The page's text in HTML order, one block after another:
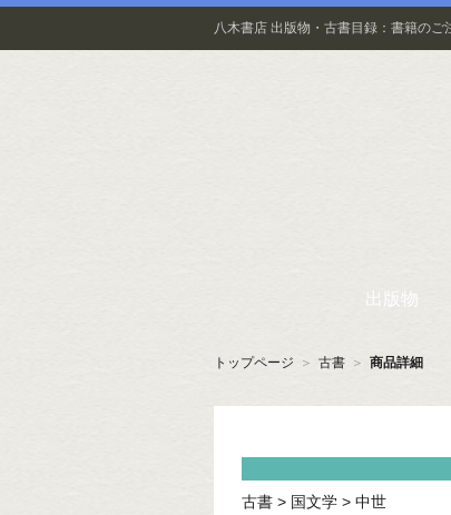
八木書店 出版物・古書目録：書籍の
出版物
トップページ ＞ 古書 ＞ 商品詳細
古書 > 国文学 > 中世